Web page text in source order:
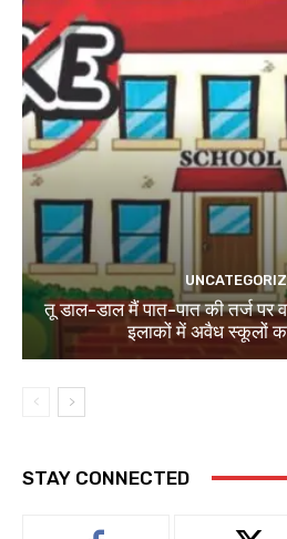
तू डाल-डाल मैं पात-पात की तर्ज पर
इलाकों में अवैध स्कूलों
STAY CONNECTED